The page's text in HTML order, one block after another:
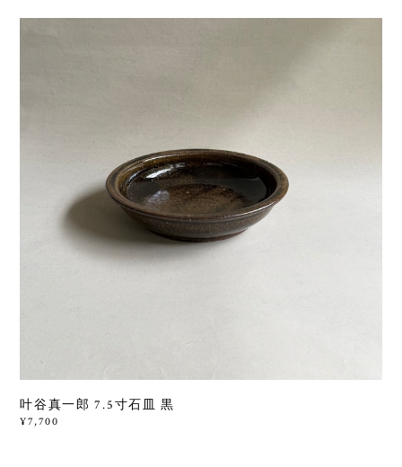
叶谷真一郎 7.5寸石皿 黒
¥7,700